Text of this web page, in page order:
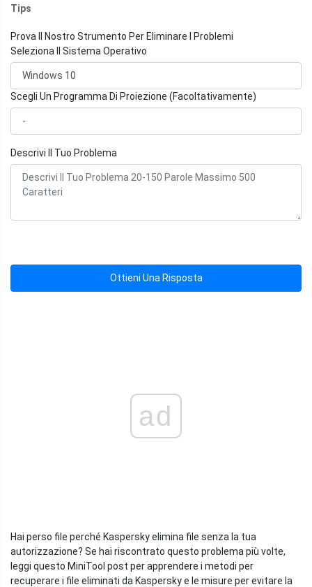
Tips
Prova Il Nostro Strumento Per Eliminare I Problemi
Seleziona Il Sistema Operativo
Scegli Un Programma Di Proiezione (Facoltativamente)
Descrivi Il Tuo Problema
Ottieni Una Risposta
ad
Hai perso file perché Kaspersky elimina file senza la tua
autorizzazione? Se hai riscontrato questo problema più volte,
leggi questo MiniTool post per apprendere i metodi per
recuperare i file eliminati da Kaspersky e le misure per evitare la